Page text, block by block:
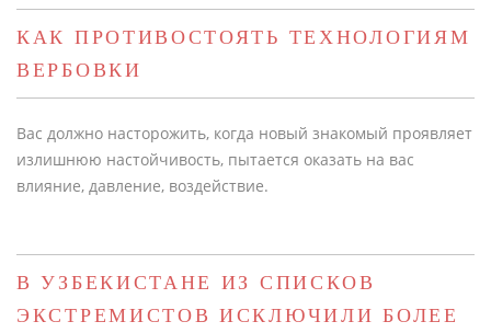
КАК ПРОТИВОСТОЯТЬ ТЕХНОЛОГИЯМ
ВЕРБОВКИ
Вас должно насторожить, когда новый знакомый проявляет
излишнюю настойчивость, пытается оказать на вас
влияние, давление, воздействие.
В УЗБЕКИСТАНЕ ИЗ СПИСКОВ
ЭКСТРЕМИСТОВ ИСКЛЮЧИЛИ БОЛЕЕ